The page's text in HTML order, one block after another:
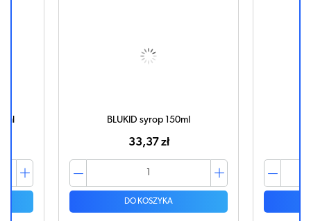
BLUKID syrop 150ml
33,37 zł
DO KOSZYKA